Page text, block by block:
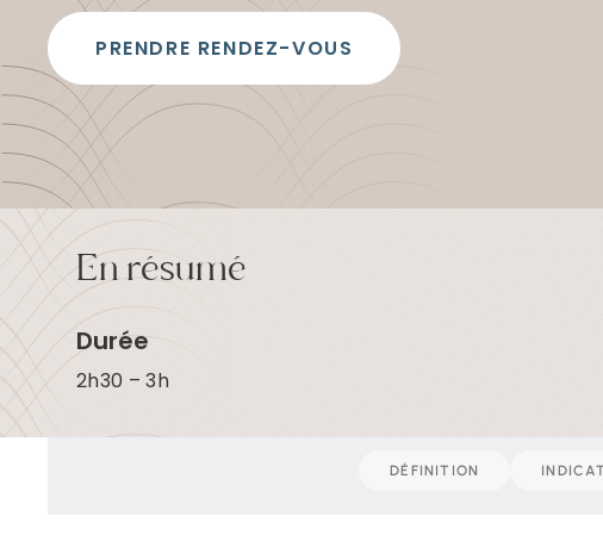
c
o
n
n
u
PRENDRE RENDEZ-VOUS
En résumé
Durée
2h30 – 3h
DÉFINITION